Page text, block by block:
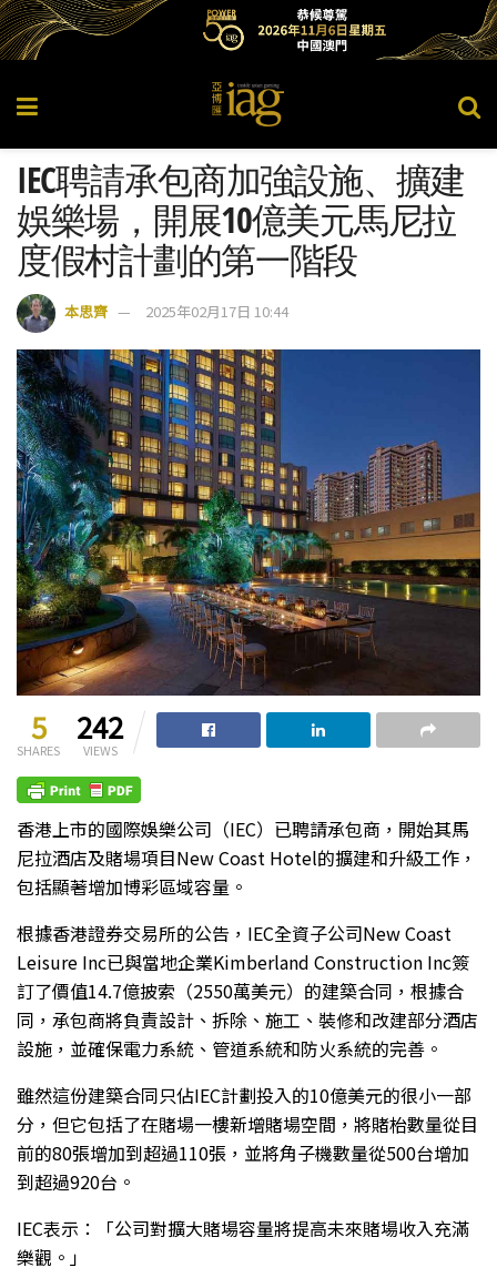
IEC聘請承包商加強設施、擴建
娛樂場，開展10億美元馬尼拉
度假村計劃的第一階段
本思齊 2025年02月17日 10:44
5
SHARES
242
VIEWS
香港上市的國際娛樂公司（IEC）已聘請承包商，開始其馬
尼拉酒店及賭場項目New Coast Hotel的擴建和升級工作，
包括顯著增加博彩區域容量。
根據香港證券交易所的公告，IEC全資子公司New Coast
Leisure Inc已與當地企業Kimberland Construction Inc簽
訂了價值14.7億披索（2550萬美元）的建築合同，根據合
同，承包商將負責設計、拆除、施工、裝修和改建部分酒店
設施，並確保電力系統、管道系統和防火系統的完善。
雖然這份建築合同只佔IEC計劃投入的10億美元的很小一部
分，但它包括了在賭場一樓新增賭場空間，將賭枱數量從目
前的80張增加到超過110張，並將角子機數量從500台增加
到超過920台。
IEC表示：「公司對擴大賭場容量將提高未來賭場收入充滿
樂觀。」